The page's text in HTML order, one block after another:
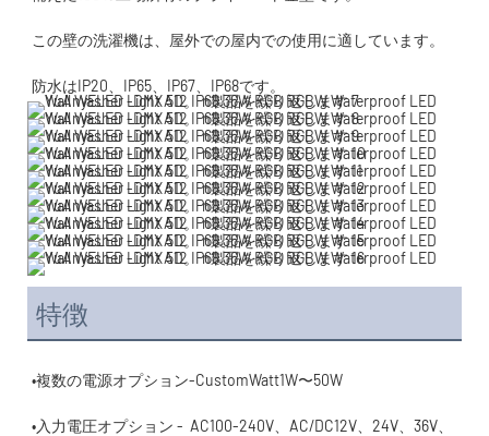
特徴
•入力電圧オプション -  AC100-240V、AC/DC12V、24V、36V、